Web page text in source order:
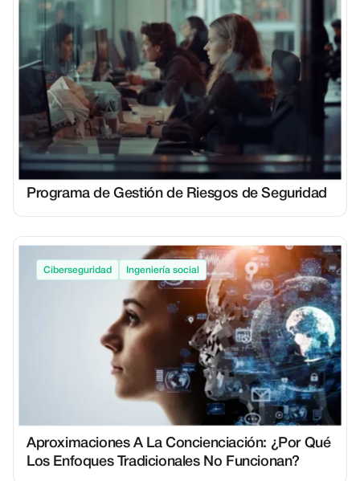
Programa de Gestión de Riesgos de Seguridad
Ciberseguridad Ingeniería social
Aproximaciones A La Concienciación: ¿Por Qué
Los Enfoques Tradicionales No Funcionan?